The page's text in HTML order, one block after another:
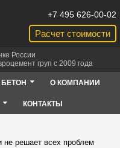
Расчет стоимости
+7 495 626-00-02
России
груп с 2009 года
БЕТОН О КОМПАНИИ
КОНТАКТЫ
не решает всех проблем